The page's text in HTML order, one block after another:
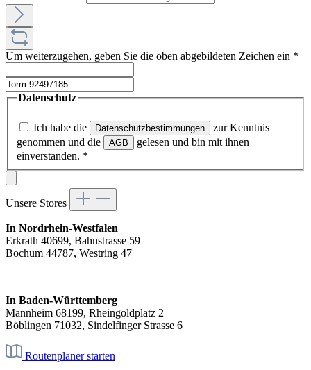
Um weiterzugehen, geben Sie die oben abgebildeten Zeichen ein *
Datenschutz
Ich habe die Datenschutzbestimmungen
zur Kenntnis
genommen und die
AGB
gelesen und bin mit ihnen
einverstanden. *
Unsere Stores
In Nordrhein-Westfalen
Erkrath 40699, Bahnstrasse 59
Bochum 44787, Westring 47
In Baden-Württemberg
Mannheim 68199, Rheingoldplatz 2
Böblingen 71032, Sindelfinger Strasse 6
Routenplaner starten